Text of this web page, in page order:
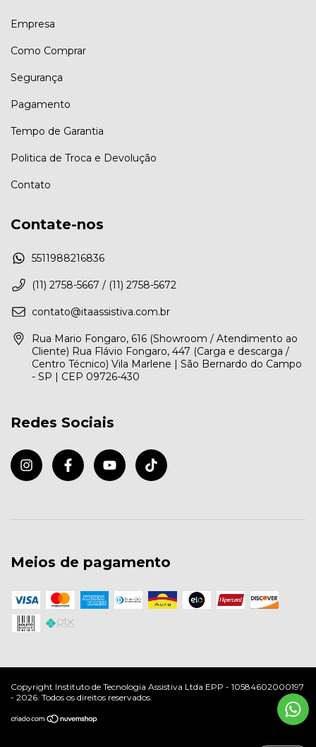
Empresa
Como Comprar
Segurança
Pagamento
Tempo de Garantia
Politica de Troca e Devolução
Contato
Contate-nos
5511988216836
(11) 2758-5667 / (11) 2758-5672
contato@itaassistiva.com.br
Rua Mario Fongaro, 616 (Showroom / Atendimento ao
Cliente) Rua Flávio Fongaro, 447 (Carga e descarga /
Centro Técnico) Vila Marlene | São Bernardo do Campo
- SP | CEP 09726-430
Redes Sociais
Meios de pagamento
Copyright Instituto de Tecnologia Assistiva Ltda EPP - 10584602000197
- 2026. Todos os direitos reservados.